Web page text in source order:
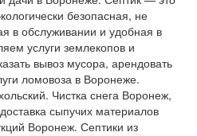
безопасная, не
в обслуживании и удобная в
услуги землекопов и
вывоз мусора, арендовать
ломовоза в Воронеже.
Чистка снега Воронеж,
сыпучих материалов
Воронеж. Септики из